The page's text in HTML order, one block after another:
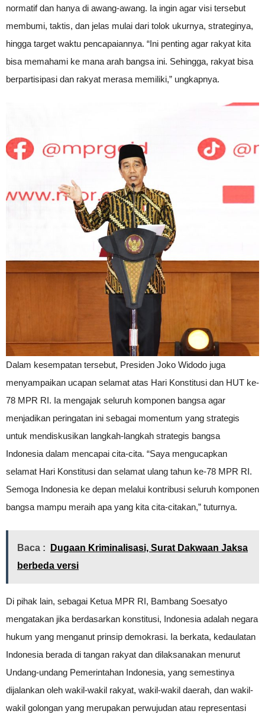
normatif dan hanya di awang-awang. Ia ingin agar visi tersebut
membumi, taktis, dan jelas mulai dari tolok ukurnya, strateginya,
hingga target waktu pencapaiannya. “Ini penting agar rakyat kita
bisa memahami ke mana arah bangsa ini. Sehingga, rakyat bisa
berpartisipasi dan rakyat merasa memiliki,” ungkapnya.
Dalam kesempatan tersebut, Presiden Joko Widodo juga
menyampaikan ucapan selamat atas Hari Konstitusi dan HUT ke-
78 MPR RI. Ia mengajak seluruh komponen bangsa agar
menjadikan peringatan ini sebagai momentum yang strategis
untuk mendiskusikan langkah-langkah strategis bangsa
Indonesia dalam mencapai cita-cita. “Saya mengucapkan
selamat Hari Konstitusi dan selamat ulang tahun ke-78 MPR RI.
Semoga Indonesia ke depan melalui kontribusi seluruh komponen
bangsa mampu meraih apa yang kita cita-citakan,” tuturnya.
Baca :
Dugaan Kriminalisasi, Surat Dakwaan Jaksa
berbeda versi
Di pihak lain, sebagai Ketua MPR RI, Bambang Soesatyo
mengatakan jika berdasarkan konstitusi, Indonesia adalah negara
hukum yang menganut prinsip demokrasi. Ia berkata, kedaulatan
Indonesia berada di tangan rakyat dan dilaksanakan menurut
Undang-undang Pemerintahan Indonesia, yang semestinya
dijalankan oleh wakil-wakil rakyat, wakil-wakil daerah, dan wakil-
wakil golongan yang merupakan perwujudan atau representasi